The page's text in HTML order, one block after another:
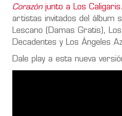
Corazónjunto a Los Caligaris
artistas invitados del álbum
Lescano (Damas Gratis),
Decadentes y Los Ángeles
Dale play a esta nueva